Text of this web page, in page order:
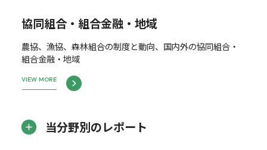
協同組合・組合金融・地域
農協、漁協、森林組合の制度と動向、国内外の協同組合・
組合金融・地域
VIEW MORE
当分野別のレポート